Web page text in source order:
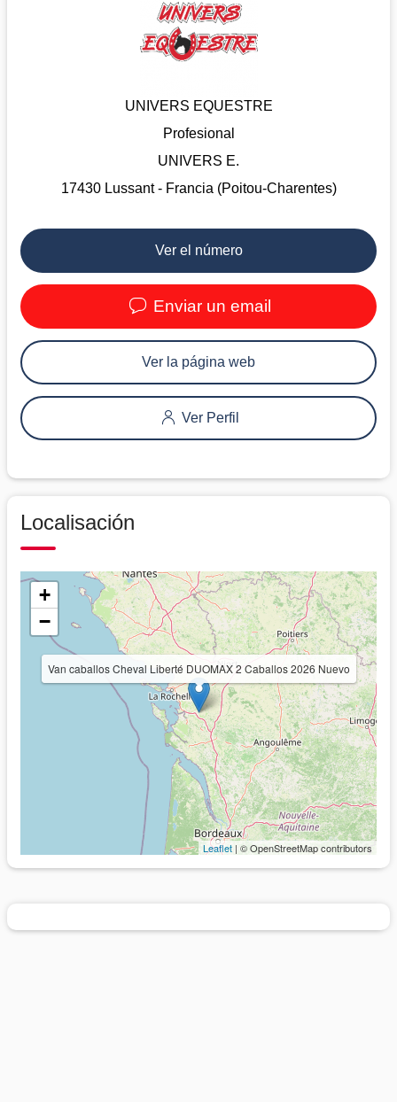
UNIVERS EQUESTRE
Profesional
UNIVERS E.
17430 Lussant - Francia (Poitou-Charentes)
Ver el número
Enviar un email
Ver la página web
Ver Perfil
Localisación
Van caballos Cheval Liberté DUOMAX 2 Caballos 2026 Nuevo
+
−
Leaflet | © OpenStreetMap contributors